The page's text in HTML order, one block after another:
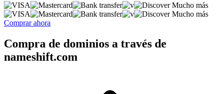
Mucho más
Mucho más
Comprar ahora
Compra de dominios a través de
nameshift.com